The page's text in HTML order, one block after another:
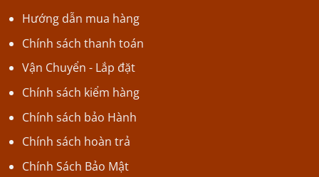
Hướng dẫn mua hàng
Chính sách thanh toán
Vận Chuyển - Lắp đặt
Chính sách kiểm hàng
Chính sách bảo Hành
Chính sách hoàn trả
Chính Sách Bảo Mật